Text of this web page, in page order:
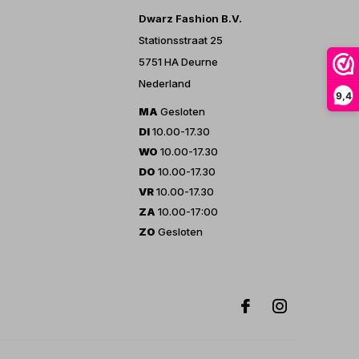
9,4
Dwarz Fashion B.V.
Stationsstraat 25
5751 HA Deurne
Nederland
MA Gesloten
DI10.00-17.30
WO 10.00-17.30
DO 10.00-17.30
VR10.00-17.30
ZA 10.00-17:00
ZO Gesloten